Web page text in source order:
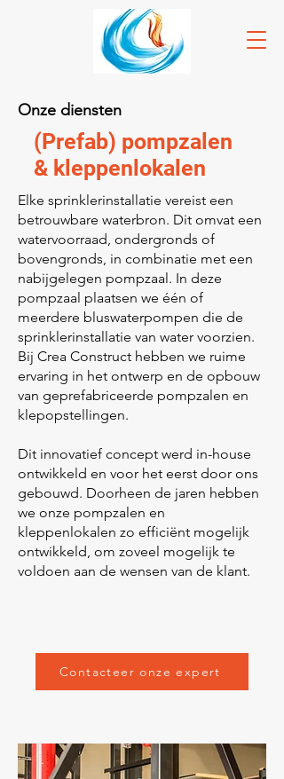
Onze diensten
(Prefab) pompzalen
& kleppenlokalen
Elke sprinklerinstallatie vereist een
betrouwbare waterbron. Dit omvat een
watervoorraad, ondergronds of
bovengronds, in combinatie met een
nabijgelegen pompzaal. In deze
pompzaal plaatsen we één of
meerdere bluswaterpompen die de
sprinklerinstallatie van water voorzien.
Bij Crea Construct hebben we ruime
ervaring in het ontwerp en de opbouw
van geprefabriceerde pompzalen en
klepopstellingen.
Dit innovatief concept werd in-house
ontwikkeld en voor het eerst door ons
gebouwd. Doorheen de jaren hebben
we onze pompzalen en
kleppenlokalen zo efficiënt mogelijk
ontwikkeld, om zoveel mogelijk te
voldoen aan de wensen van de klant.
Contacteer onze expert